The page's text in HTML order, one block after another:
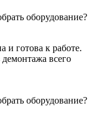
оборудование?
и готова к работе.
всего
оборудование?